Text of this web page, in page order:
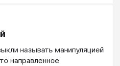
называть манипуляцией
направленное